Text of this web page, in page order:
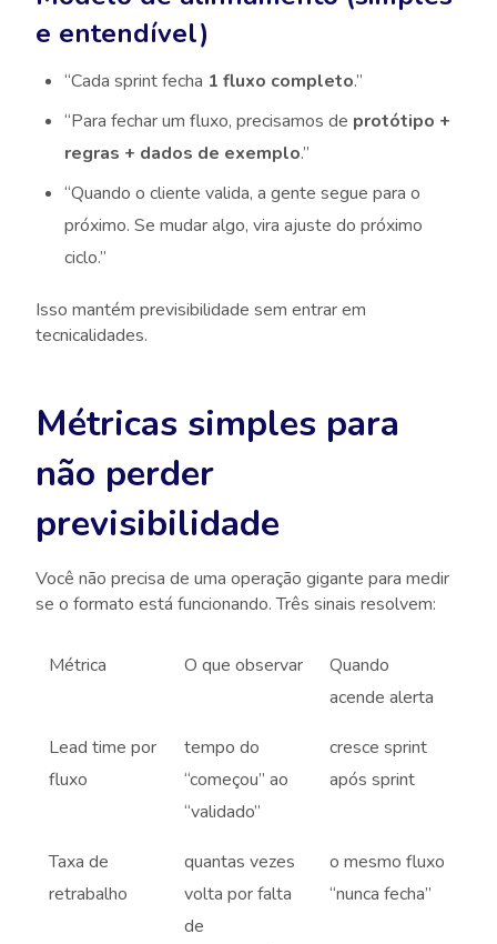
e entendível)
“Cada sprint fecha 1 fluxo completo.”
“Para fechar um fluxo, precisamos de protótipo +
regras + dados de exemplo.”
“Quando o cliente valida, a gente segue para o
próximo. Se mudar algo, vira ajuste do próximo
ciclo.”
Isso mantém previsibilidade sem entrar em
tecnicalidades.
Métricas simples para
não perder
previsibilidade
Você não precisa de uma operação gigante para medir
se o formato está funcionando. Três sinais resolvem:
Métrica O que observar
Quando
acende alerta
Lead time por
fluxo
tempo do
“começou” ao
“validado”
cresce sprint
após sprint
Taxa de
retrabalho
quantas vezes
volta por falta
de
o mesmo fluxo
“nunca fecha”